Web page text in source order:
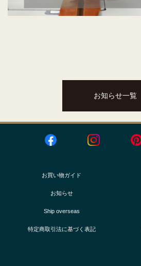
お知らせ一覧
お買い物ガイド
お知らせ
Ship overseas
特定商取引法に基づく表記